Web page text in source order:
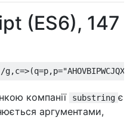
(ES6), 147
компанії substring є
аргументами,